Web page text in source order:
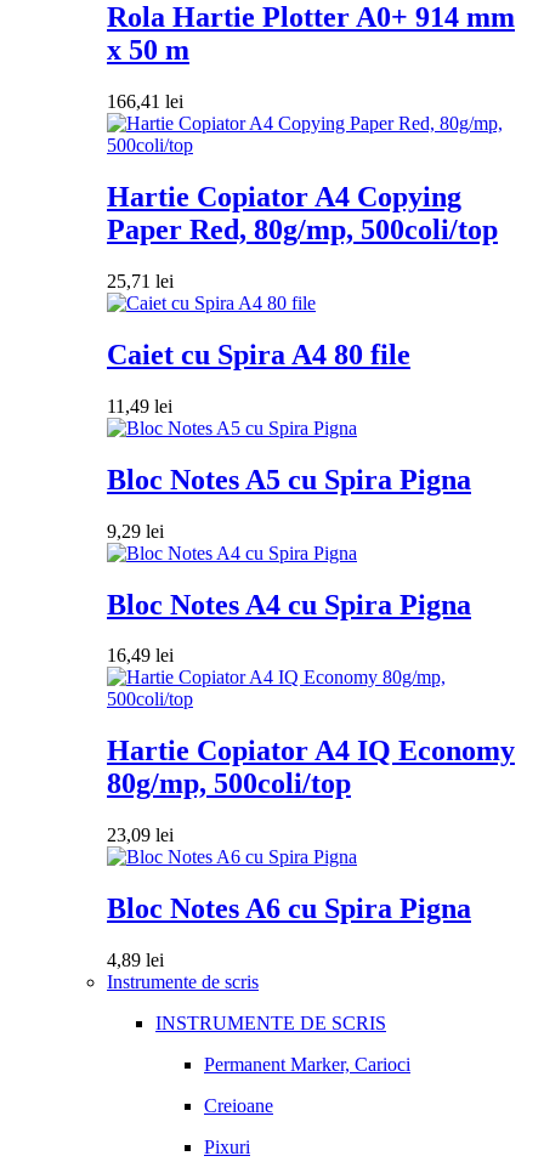
Rola Hartie Plotter A0+ 914 mm
x 50 m
166,41 lei
Hartie Copiator A4 Copying
Paper Red, 80g/mp, 500coli/top
25,71 lei
Caiet cu Spira A4 80 file
11,49 lei
Bloc Notes A5 cu Spira Pigna
9,29 lei
Bloc Notes A4 cu Spira Pigna
16,49 lei
Hartie Copiator A4 IQ Economy
80g/mp, 500coli/top
23,09 lei
Bloc Notes A6 cu Spira Pigna
4,89 lei
Instrumente de scris
INSTRUMENTE DE SCRIS
Permanent Marker, Carioci
Creioane
Pixuri